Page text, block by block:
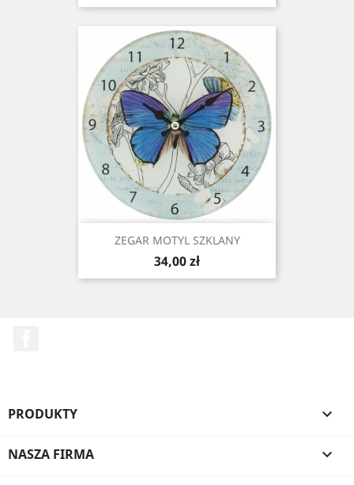
ZEGAR MOTYL SZKLANY
Cena
34,00 zł
PRODUKTY 
NASZA FIRMA 